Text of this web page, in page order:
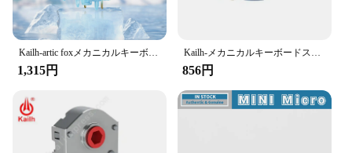
Kailh-artic foxメカニカルキーボードスイッチ、ライトガイド付きクリッキースイッチ、rgb、smd、5ピン
1,315円
Kailh-メカニカルキーボードスイッチキット,深海,サイレント,ロープロファイル,触覚,線形,DIY, 1353ヒットボックス
856円